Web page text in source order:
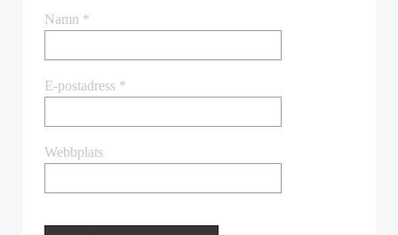
Namn *
E-postadress *
Webbplats